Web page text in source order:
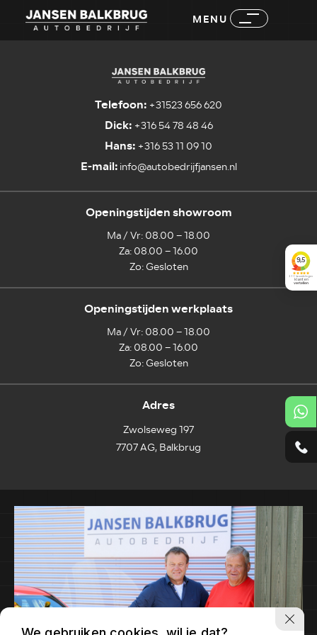
MENU
Telefoon: +31523 656 620
Dick:+316 54 78 48 46
Hans: +316 53 11 09 10
E-mail:info@autobedrijfjansen.nl
Openingstijden showroom
Ma / Vr: 08.00 – 18.00
Za: 08.00 – 16.00
Zo: Gesloten
Openingstijden werkplaats
Ma / Vr: 08.00 – 18.00
Za: 08.00 – 16.00
Zo: Gesloten
Adres
Zwolseweg 197
7707 AG, Balkbrug